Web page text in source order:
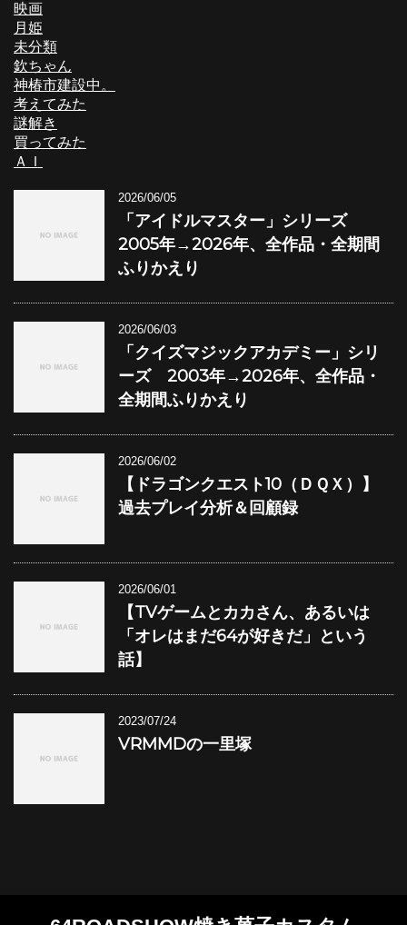
映画
月姫
未分類
欽ちゃん
神椿市建設中。
考えてみた
謎解き
買ってみた
ＡＩ
2026/06/05
「アイドルマスター」シリーズ
2005年→2026年、全作品・全期間
ふりかえり
2026/06/03
「クイズマジックアカデミー」シリ
ーズ 2003年→2026年、全作品・
全期間ふりかえり
2026/06/02
【ドラゴンクエスト10（ＤＱＸ）】
過去プレイ分析＆回顧録
2026/06/01
【TVゲームとカカさん、あるいは
「オレはまだ64が好きだ」という
話】
2023/07/24
VRMMDの一里塚